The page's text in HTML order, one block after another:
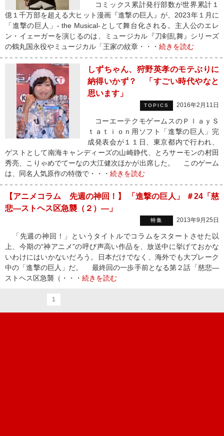
コミックス累計発行部数が世界累計１
億１千万部を超える大ヒット漫画『進撃の巨人』が、2023年１月に
「進撃の巨人」- the Musical-として舞台化される。主人公のエレ
ン・イェーガーを演じるのは、ミュージカル『刀剣乱舞』シリーズ
の鶴丸国永役やミュージカル「王家の紋章・・・ 続きを読む
しずちゃん、狩野英孝のモテぶりに
納得いかず？ 「すごい時代やなと
思います」
TOPICS 2016年2月11日
コーエーテクモゲームスのＰｌａｙＳ
ｔａｔｉｏｎ用ソフト「進撃の巨人」完
成発表会が１１日、東京都内で行われ、
ゲストとして南海キャンディーズの山崎静代、とろサーモンの村田
秀亮、こりゃめでてーなの大江健次ほかが出席した。 このゲーム
は、同名人気原作の特徴で・・・ 続きを読む
【アニメコラム 先週の神回！】 「進撃の巨人」 ＃24「慈
悲―ストヘス区急襲（２）―」
特集 2013年9月25日
「先週の神回！」というタイトルでコラムをスタートさせた以
上、今期の“神アニメ”の呼び声高い作品を、放送中に挙げておかな
いわけにはいかないだろう。日本だけでなく、海外でも大ブレーク
中の「進撃の巨人」だ。 最終回の一歩手前となる第２話「慈悲―
ストヘス区急襲（・・・ 続きを読む
1